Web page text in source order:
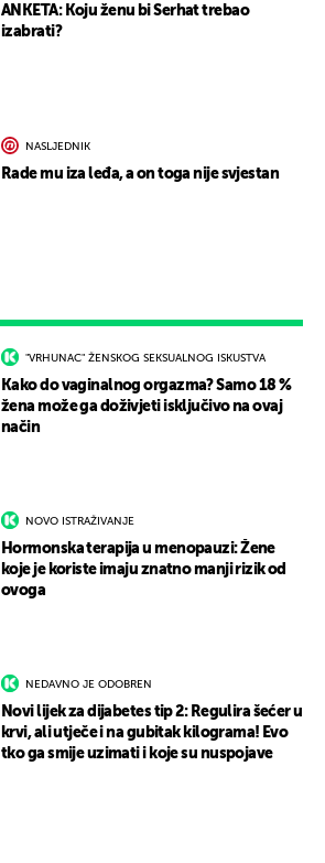
"VRHUNAC" ŽENSKOG SEKSUALNOG ISKUSTVA
Kako do vaginalnog orgazma? Samo 18 %
žena može ga doživjeti isključivo na ovaj
način
NOVO ISTRAŽIVANJE
Hormonska terapija u menopauzi: Žene
koje je koriste imaju znatno manji rizik od
ovoga
NEDAVNO JE ODOBREN
Novi lijek za dijabetes tip 2: Regulira šećer u
krvi, ali utječe i na gubitak kilograma! Evo
tko ga smije uzimati i koje su nuspojave
ANKETA: Koju ženu bi Serhat trebao
izabrati?
NASLJEDNIK
Rade mu iza leđa, a on toga nije svjestan